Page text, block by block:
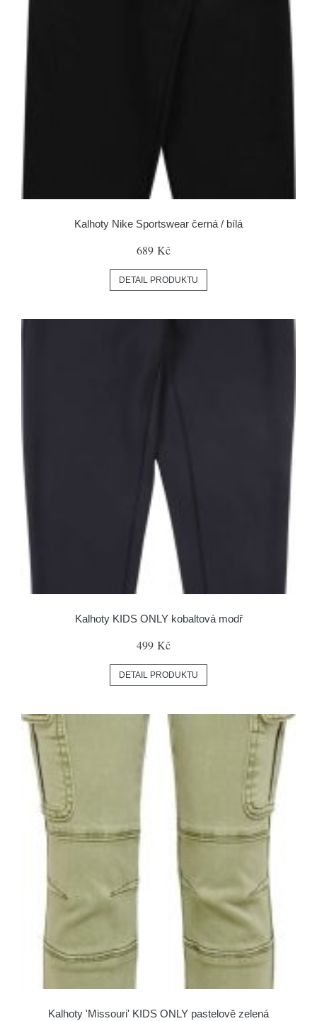
Kalhoty Nike Sportswear černá / bílá
689 Kč
DETAIL PRODUKTU
Kalhoty KIDS ONLY kobaltová modř
499 Kč
DETAIL PRODUKTU
Kalhoty 'Missouri' KIDS ONLY pastelově zelená